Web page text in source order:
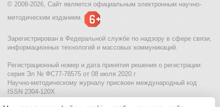
© 2008-2026, Сайт является официальным электронным научно-
методическим изданием.
Зарегистрирован в Федеральной службе по надзору в сфере связи,
информационных технологий и массовых коммуникаций.
Регистрационный номер и дата принятия решения о регистрации:
серия Эл № ФС77-78575 от 08 июля 2020 г
Научно-методическому журналу присвоен международный код
ISSN 2304-120X